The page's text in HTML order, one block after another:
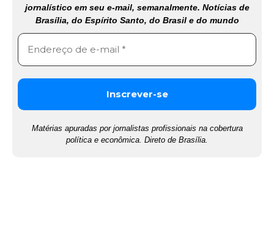
jornalístico em seu e-mail, semanalmente. Notícias de
Brasília, do Espírito Santo, do Brasil e do mundo
Matérias apuradas por jornalistas profissionais na cobertura
política e econômica. Direto de Brasília.